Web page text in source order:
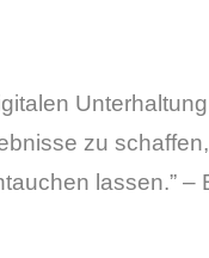
zu
lassen.” –